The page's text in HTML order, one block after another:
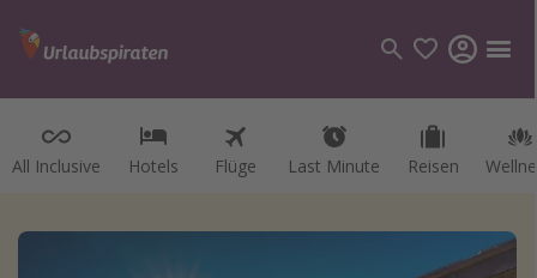
All Inclusive Hotels Flüge Last Minute Reisen
Kategorien